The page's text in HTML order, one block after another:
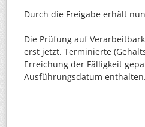
Durch die Freigabe erhält
Die Prüfung auf
erst jetzt. Terminierte
Erreichung der Fälligkeit
Ausführungsdatum enthalten.